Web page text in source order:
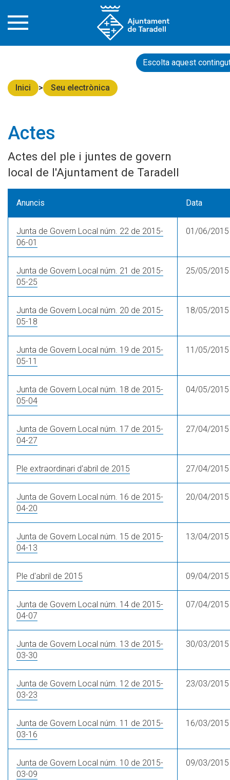
Escolta aquest
Inici Seu electrònica
Actes
Actes del ple i juntes de govern
local de l'Ajuntament de Taradell
Anuncis Data
Junta de Govern Local núm. 22 de 2015-
06-01
01/06/2015
Junta de Govern Local núm. 21 de 2015-
05-25
25/05/2015
Junta de Govern Local núm. 20 de 2015-
05-18
18/05/2015
Junta de Govern Local núm. 19 de 2015-
05-11
11/05/2015
Junta de Govern Local núm. 18 de 2015-
05-04
04/05/2015
Junta de Govern Local núm. 17 de 2015-
04-27
27/04/2015
Ple extraordinari d'abril de 2015 27/04/2015
Junta de Govern Local núm. 16 de 2015-
04-20
20/04/2015
Junta de Govern Local núm. 15 de 2015-
04-13
13/04/2015
Ple d'abril de 2015 09/04/2015
Junta de Govern Local núm. 14 de 2015-
04-07
07/04/2015
Junta de Govern Local núm. 13 de 2015-
03-30
30/03/2015
Junta de Govern Local núm. 12 de 2015-
03-23
23/03/2015
Junta de Govern Local núm. 11 de 2015-
03-16
16/03/2015
Junta de Govern Local núm. 10 de 2015-
03-09
09/03/2015